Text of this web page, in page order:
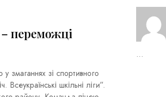
переможці
зі спортивного
Всеукраїнські шкільні ліги”.
...